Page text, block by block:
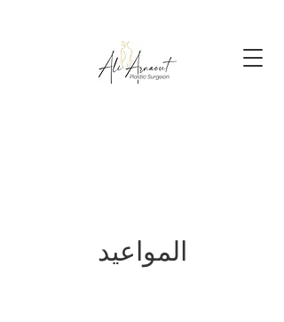
المواعيد